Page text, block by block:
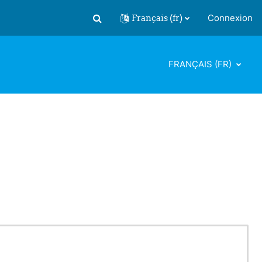
Activer/désactiver la saisie de
Français ‎(fr)‎ Connexion
FRANÇAIS ‎(FR)‎